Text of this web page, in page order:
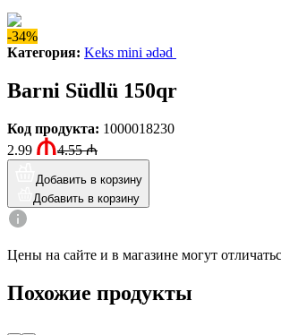
-34%
Категория: Keks mini ədəd
Barni Südlü 150qr
Код продукта: 1000018230
2.99
4.55₼
Добавить в корзину
Добавить в корзину
Цены на сайте и в магазине могут
Похожие продукты